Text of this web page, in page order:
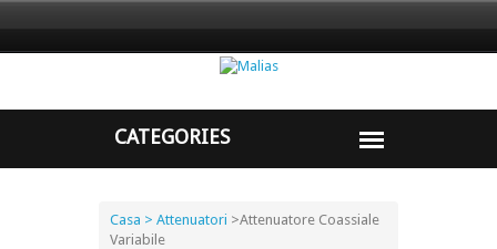
Casa > Attenuatori >Attenuatore Coassiale
Variabile